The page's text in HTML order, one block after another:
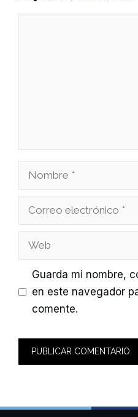
Nombre
Correo
Web
Guarda mi nombre,
en este navegador
comente.